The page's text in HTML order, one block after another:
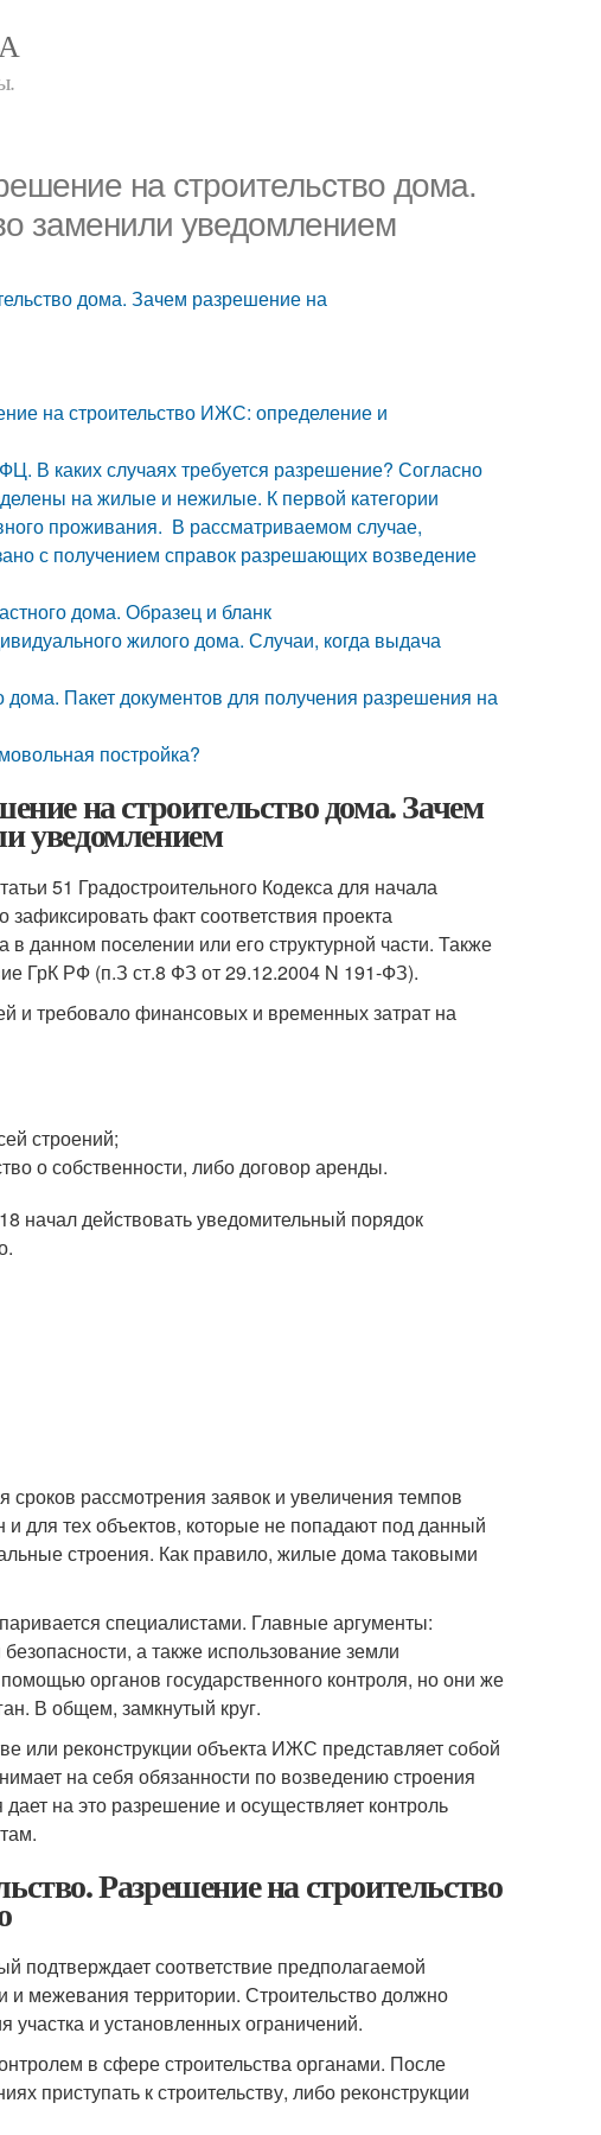
на строительство дома.
заменили уведомлением
дома. Зачем разрешение на
на строительство ИЖС: определение и
В каких случаях требуется разрешение? Согласно
на жилые и нежилые. К первой категории
проживания. В рассматриваемом случае,
с получением справок разрешающих возведение
дома. Образец и бланк
жилого дома. Случаи, когда выдача
дома. Пакет документов для получения разрешения на
постройка?
на строительство дома. Зачем
уведомлением
51 Градостроительного Кодекса для начала
факт соответствия проекта
данном поселении или его структурной части. Также
ГрК РФ (п.З ст.8 ФЗ от 29.12.2004 N 191-ФЗ).
и требовало финансовых и временных затрат на
строений;
о собственности, либо договор аренды.
начал действовать уведомительный порядок
рассмотрения заявок и увеличения темпов
для тех объектов, которые не попадают под данный
строения. Как правило, жилые дома таковыми
специалистами. Главные аргументы:
а также использование земли
органов государственного контроля, но они же
В общем, замкнутый круг.
или реконструкции объекта ИЖС представляет собой
на себя обязанности по возведению строения
на это разрешение и осуществляет контроль
Разрешение на строительство
подтверждает соответствие предполагаемой
и межевания территории. Строительство должно
участка и установленных ограничений.
в сфере строительства органами. После
приступать к строительству, либо реконструкции